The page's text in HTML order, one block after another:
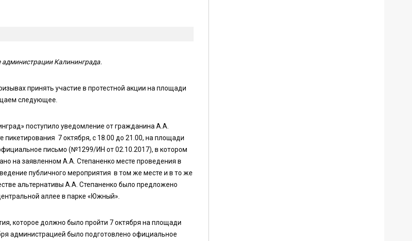
Калининграда.
принять участие в протестной акции на площади
следующее.
поступило уведомление от гражданина А.А.
7 октября, с 18.00 до 21.00, на площади
письмо (№1299/ИН от 02.10.2017), в котором
на заявленном А.А. Степаненко месте проведения в
публичного мероприятия в том же месте и в то же
альтернативы А.А. Степаненко было предложено
аллее в парке «Южный».
которое должно было пройти 7 октября на площади
администрацией было подготовлено официальное